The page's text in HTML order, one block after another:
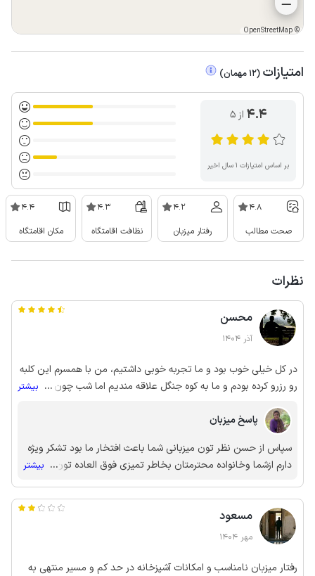
©
OpenStreetMap
امتیازات (
12 مهمان)
4.4 از ۵
بر اساس امتیازات ۱ سال اخیر
4.8
صحت مطالب
4.2
رفتار میزبان
4.3
نظافت اقامتگاه
4.4
مکان اقامتگاه
نظرات
محسن
آذر 1404
در کل خیلی خوب بود و ما تجربه خوبی داشتیم، من با همسرم این کلبه
رو رزرو کرده بودم و ما به کوه جنگل علاقه مندیم اما شب چون تاریک
... بیشتر
پاسخ میزبان
سپاس از حسن نظر تون میزبانی شما باعث افتخار ما بود تشکر ویژه
دارم ازشما وخانواده محترمتان بخاطر تمیزی فوق العاده تون ارزوی
🌷🌷🌷🌷🌷🌷
... بیشتر
مسعود
مهر 1404
رفتار میزبان نامناسب و امکانات آشپزخانه در حد کم و مسیر منتهی به